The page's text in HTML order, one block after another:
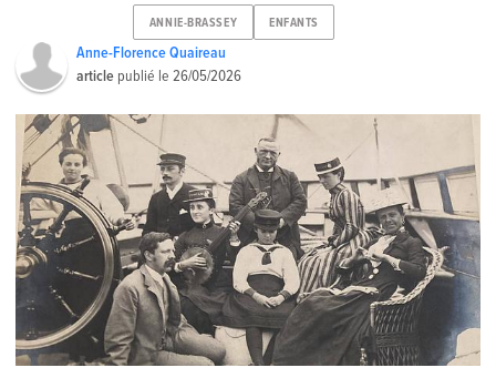
ANNIE-BRASSEY ENFANTS
Anne-Florence Quaireau
article publié le26/05/2026